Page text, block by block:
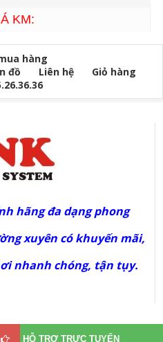
KM:
hàng
đồ Liên hệ
Giỏ hàng
HỖ TRỢ TRỰC TUYẾN
hãng đa dạng phong
xuyên có khuyến mãi,
nhanh chóng, tận tụy.